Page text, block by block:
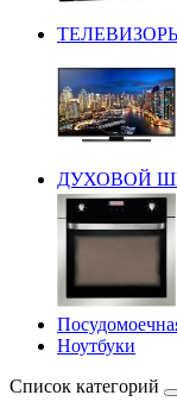
ДУХОВОЙ
Ноутбуки
Список категорий